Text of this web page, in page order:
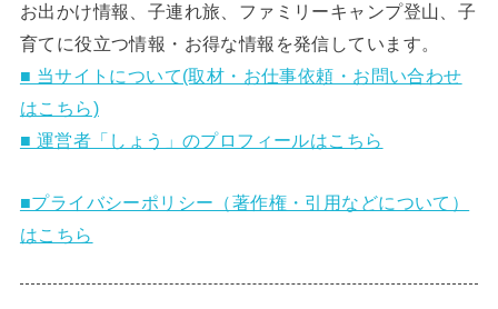
お出かけ情報、子連れ旅、ファミリーキャンプ登山、子
育てに役立つ情報・お得な情報を発信しています。
■ 当サイトについて(取材・お仕事依頼・お問い合わせ
はこちら)
■ 運営者「しょう」のプロフィールはこちら
■プライバシーポリシー（著作権・引用などについて）
はこちら